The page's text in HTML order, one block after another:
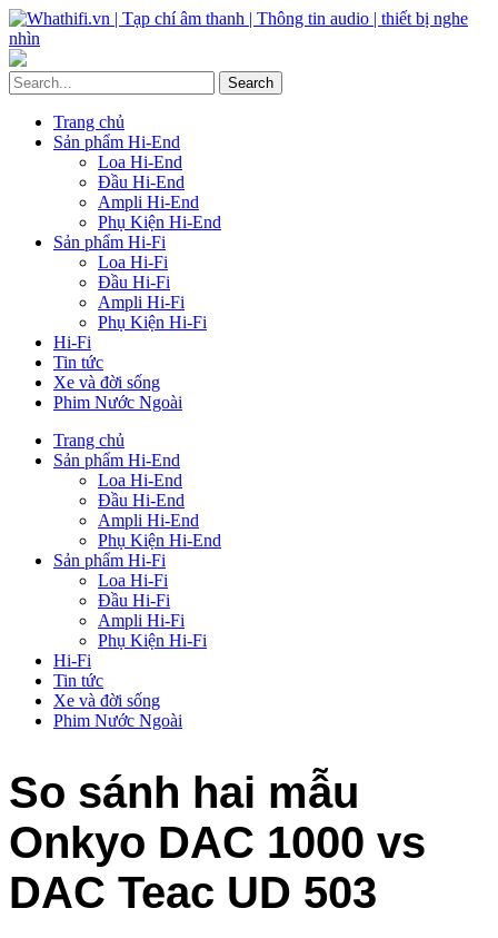
Trang chủ
Sản phẩm Hi-End
Loa Hi-End
Đầu Hi-End
Ampli Hi-End
Phụ Kiện Hi-End
Sản phẩm Hi-Fi
Loa Hi-Fi
Đầu Hi-Fi
Ampli Hi-Fi
Phụ Kiện Hi-Fi
Hi-Fi
Tin tức
Xe và đời sống
Phim Nước Ngoài
Trang chủ
Sản phẩm Hi-End
Loa Hi-End
Đầu Hi-End
Ampli Hi-End
Phụ Kiện Hi-End
Sản phẩm Hi-Fi
Loa Hi-Fi
Đầu Hi-Fi
Ampli Hi-Fi
Phụ Kiện Hi-Fi
Hi-Fi
Tin tức
Xe và đời sống
Phim Nước Ngoài
So sánh hai mẫu
Onkyo DAC 1000 vs
DAC Teac UD 503